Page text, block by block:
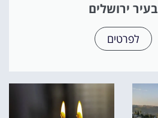
בעיר ירושלים
לפרטים